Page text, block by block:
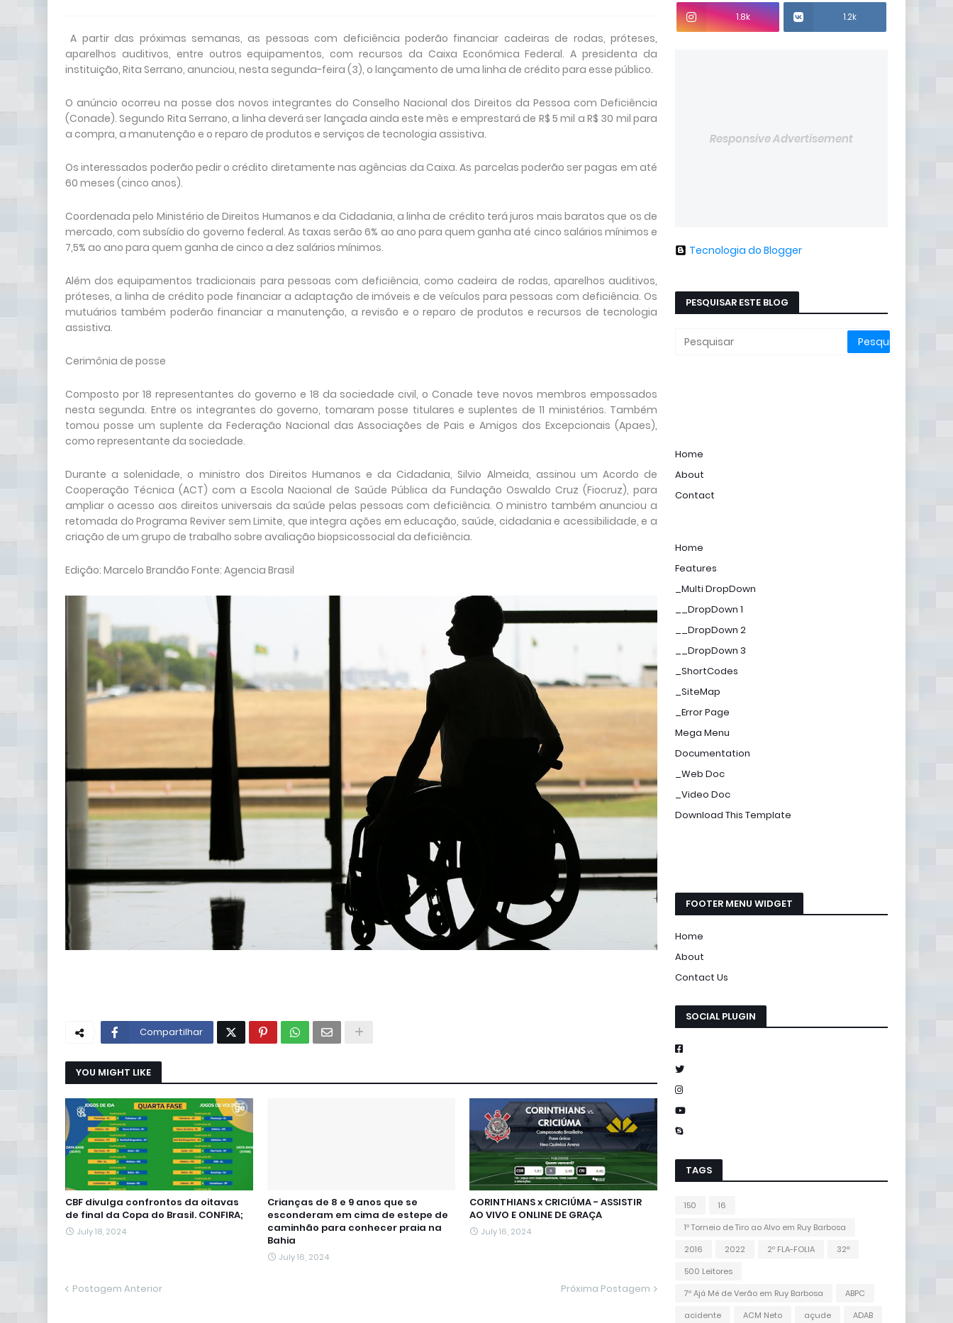
A partir das próximas semanas, as pessoas com deficiência poderão financiar cadeiras de rodas, próteses,
aparelhos auditivos, entre outros equipamentos, com recursos da Caixa Econômica Federal. A presidenta da
instituição, Rita Serrano, anunciou, nesta segunda-feira (3), o lançamento de uma linha de crédito para esse público.
O anúncio ocorreu na posse dos novos integrantes do Conselho Nacional dos Direitos da Pessoa com Deficiência
(Conade). Segundo Rita Serrano, a linha deverá ser lançada ainda este mês e emprestará de R$ 5 mil a R$ 30 mil para
a compra, a manutenção e o reparo de produtos e serviços de tecnologia assistiva.
Os interessados poderão pedir o crédito diretamente nas agências da Caixa. As parcelas poderão ser pagas em até
60 meses (cinco anos).
Coordenada pelo Ministério de Direitos Humanos e da Cidadania, a linha de crédito terá juros mais baratos que os de
mercado, com subsídio do governo federal. As taxas serão 6% ao ano para quem ganha até cinco salários mínimos e
7,5% ao ano para quem ganha de cinco a dez salários mínimos.
Além dos equipamentos tradicionais para pessoas com deficiência, como cadeira de rodas, aparelhos auditivos,
próteses, a linha de crédito pode financiar a adaptação de imóveis e de veículos para pessoas com deficiência. Os
mutuários também poderão financiar a manutenção, a revisão e o reparo de produtos e recursos de tecnologia
assistiva.
Cerimônia de posse
Composto por 18 representantes do governo e 18 da sociedade civil, o Conade teve novos membros empossados
nesta segunda. Entre os integrantes do governo, tomaram posse titulares e suplentes de 11 ministérios. Também
tomou posse um suplente da Federação Nacional das Associações de Pais e Amigos dos Excepcionais (Apaes),
como representante da sociedade.
Durante a solenidade, o ministro dos Direitos Humanos e da Cidadania, Silvio Almeida, assinou um Acordo de
Cooperação Técnica (ACT) com a Escola Nacional de Saúde Pública da Fundação Oswaldo Cruz (Fiocruz), para
ampliar o acesso aos direitos universais da saúde pelas pessoas com deficiência. O ministro também anunciou a
retomada do Programa Reviver sem Limite, que integra ações em educação, saúde, cidadania e acessibilidade, e a
criação de um grupo de trabalho sobre avaliação biopsicossocial da deficiência.
Edição: Marcelo Brandão Fonte: Agencia Brasil
Compartilhar
YOU MIGHT LIKE
CBF divulga confrontos da oitavas
de final da Copa do Brasil. CONFIRA;
July 18, 2024
Crianças de 8 e 9 anos que se
esconderam em cima de estepe de
caminhão para conhecer praia na
Bahia
July 16, 2024
CORINTHIANS x CRICIÚMA - ASSISTIR
AO VIVO E ONLINE DE GRAÇA
July 16, 2024
Postagem Anterior Próxima Postagem
1.8k 1.2k
Responsive Advertisement
Tecnologia do Blogger
PESQUISAR ESTE BLOG
Home
About
Contact
Home
Features
_Multi DropDown
__DropDown 1
__DropDown 2
__DropDown 3
_ShortCodes
_SiteMap
_Error Page
Mega Menu
Documentation
_Web Doc
_Video Doc
Download This Template
FOOTER MENU WIDGET
Home
About
Contact Us
SOCIAL PLUGIN
TAGS
150
16
1º Torneio de Tiro ao Alvo em Ruy Barbosa
2016
2022 2º FLA-FOLIA
32ª
500 Leitores
7º Ajá Mé de Verão em Ruy Barbosa
ABPC
acidente
ACM Neto açude
ADAB